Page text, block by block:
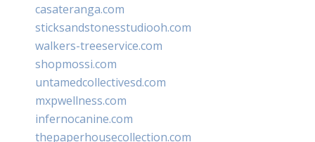
casateranga.com
sticksandstonesstudiooh.com
walkers-treeservice.com
shopmossi.com
untamedcollectivesd.com
mxpwellness.com
infernocanine.com
thepaperhousecollection.com